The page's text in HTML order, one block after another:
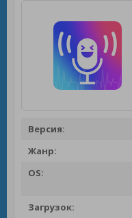
Версия:
Жанр:
OS:
Загрузок: